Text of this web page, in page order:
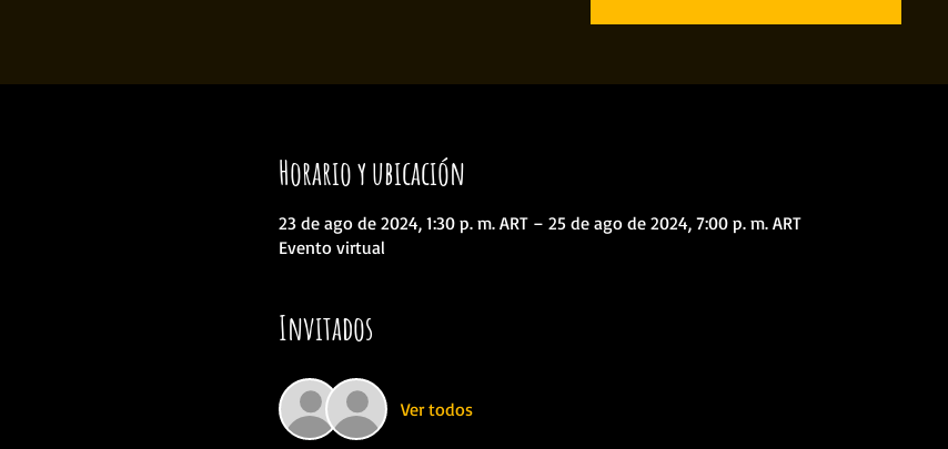
Horario y ubicación
23 de ago de 2024, 1:30 p. m. ART – 25 de ago de 2024, 7:00 p. m. ART
Evento virtual
Invitados
Ver todos